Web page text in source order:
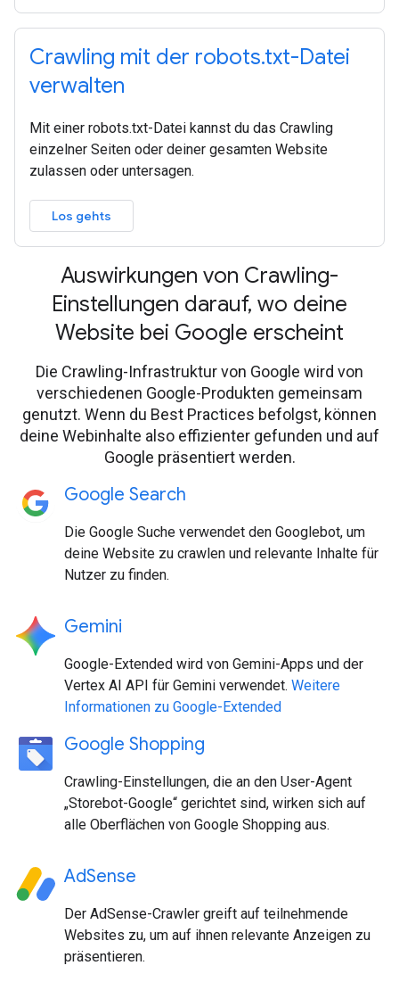
Crawling mit der robots.txt-Datei
verwalten
Mit einer robots.txt-Datei kannst du das Crawling
einzelner Seiten oder deiner gesamten Website
zulassen oder untersagen.
Los gehts
Auswirkungen von Crawling-
Einstellungen darauf, wo deine
Website bei Google erscheint
Die Crawling-Infrastruktur von Google wird von
verschiedenen Google-Produkten gemeinsam
genutzt. Wenn du Best Practices befolgst, können
deine Webinhalte also effizienter gefunden und auf
Google präsentiert werden.
Google Search
Die Google Suche verwendet den Googlebot, um
deine Website zu crawlen und relevante Inhalte für
Nutzer zu finden.
Gemini
Google-Extended wird von Gemini-Apps und der
Vertex AI API für Gemini verwendet. Weitere
Informationen zu Google-Extended
Google Shopping
Crawling-Einstellungen, die an den User-Agent
„Storebot-Google“ gerichtet sind, wirken sich auf
alle Oberflächen von Google Shopping aus.
AdSense
Der AdSense-Crawler greift auf teilnehmende
Websites zu, um auf ihnen relevante Anzeigen zu
präsentieren.